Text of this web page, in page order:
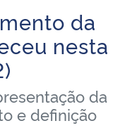
da
nesta
da
e definição